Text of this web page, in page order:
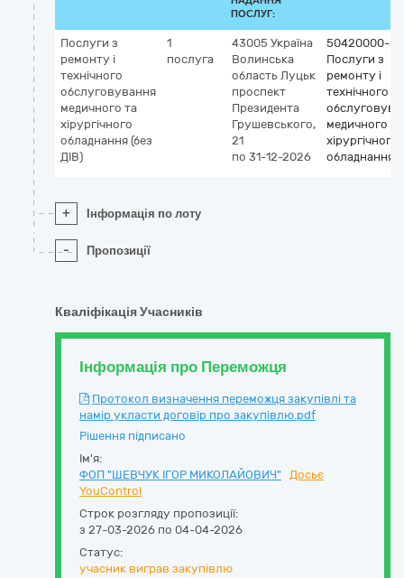
ПОСЛУГ:
Послуги з
ремонту і
технічного
обслуговування
медичного та
хірургічного
обладнання (без
ДІВ)
1
послуга
43005 Україна
Волинська
область Луцьк
проспект
Президента
Грушевського,
21
по 31-12-2026
50420000-5
Послуги з
ремонту і
технічного
медичного та
хірургічного
обладнання
+ Інформація по лоту
- Пропозиції
Кваліфікація Учасників
Інформація про Переможця
Протокол визначення переможця закупівлі та
намір укласти договір про закупівлю.pdf
Рішення підписано
Ім'я:
ФОП "ШЕВЧУК ІГОР МИКОЛАЙОВИЧ"
Досьє
YouControl
Строк розгляду пропозиції:
з 27-03-2026 по 04-04-2026
Статус:
учасник виграв закупівлю